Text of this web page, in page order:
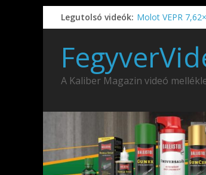
Legutolsó videók: Molot VEPR
IDÉN IS INDUL:
IWA2026 –
Ardesa Patriot
AMD-65 oktató
A Kaliber Magazin videó